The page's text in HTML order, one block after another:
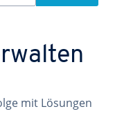
mit Lösungen